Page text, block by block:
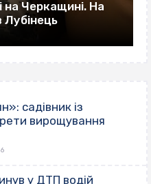
на Черкащині. На
Лубінець
садівник із
вирощування
у ДТП водій